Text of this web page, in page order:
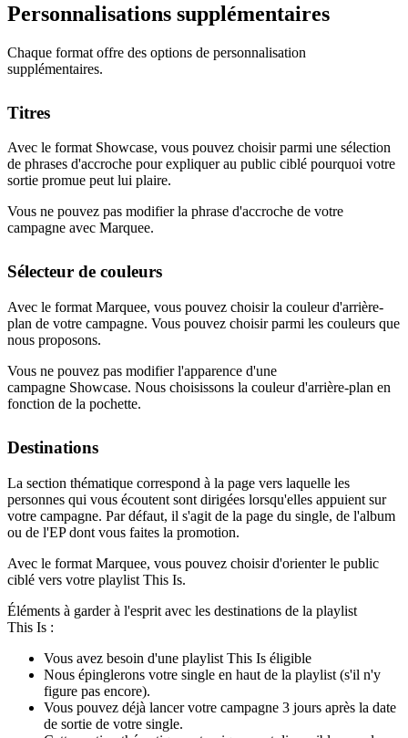
Personnalisations supplémentaires
Chaque format offre des options de personnalisation
supplémentaires.
Titres
Avec le format Showcase, vous pouvez choisir parmi une sélection
de phrases d'accroche pour expliquer au public ciblé pourquoi votre
sortie promue peut lui plaire.
Vous ne pouvez pas modifier la phrase d'accroche de votre
campagne avec Marquee.
Sélecteur de couleurs
Avec le format Marquee, vous pouvez choisir la couleur d'arrière-
plan de votre campagne. Vous pouvez choisir parmi les couleurs que
nous proposons.
Vous ne pouvez pas modifier l'apparence d'une
campagne Showcase. Nous choisissons la couleur d'arrière-plan en
fonction de la pochette.
Destinations
La section thématique correspond à la page vers laquelle les
personnes qui vous écoutent sont dirigées lorsqu'elles appuient sur
votre campagne. Par défaut, il s'agit de la page du single, de l'album
ou de l'EP dont vous faites la promotion.
Avec le format Marquee, vous pouvez choisir d'orienter le public
ciblé vers votre playlist This Is.
Éléments à garder à l'esprit avec les destinations de la playlist
This Is :
Vous avez besoin d'une playlist This Is éligible
Nous épinglerons votre single en haut de la playlist (s'il n'y
figure pas encore).
Vous pouvez déjà lancer votre campagne 3 jours après la date
de sortie de votre single.